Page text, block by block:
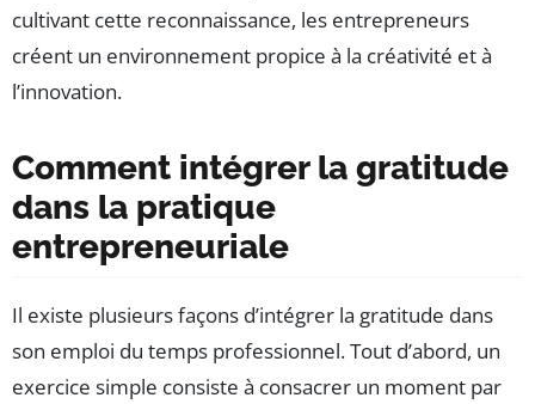
cultivant cette reconnaissance, les entrepreneurs
créent un environnement propice à la créativité et à
l’innovation.
Comment intégrer la gratitude
dans la pratique
entrepreneuriale
Il existe plusieurs façons d’intégrer la gratitude dans
son emploi du temps professionnel. Tout d’abord, un
exercice simple consiste à consacrer un moment par